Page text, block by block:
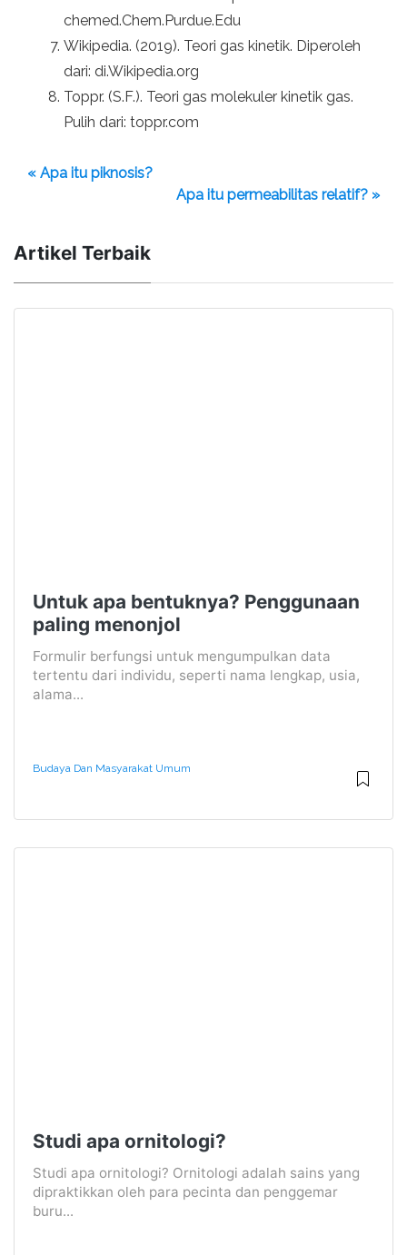
chemed.Chem.Purdue.Edu
Wikipedia. (2019). Teori gas kinetik. Diperoleh
dari: di.Wikipedia.org
Toppr. (S.F.). Teori gas molekuler kinetik gas.
Pulih dari: toppr.com
« Apa itu piknosis?
Apa itu permeabilitas relatif? »
Artikel Terbaik
Untuk apa bentuknya? Penggunaan
paling menonjol
Formulir berfungsi untuk mengumpulkan data
tertentu dari individu, seperti nama lengkap, usia,
alama...
Budaya Dan Masyarakat Umum
Studi apa ornitologi?
Studi apa ornitologi? Ornitologi adalah sains yang
dipraktikkan oleh para pecinta dan penggemar
buru...